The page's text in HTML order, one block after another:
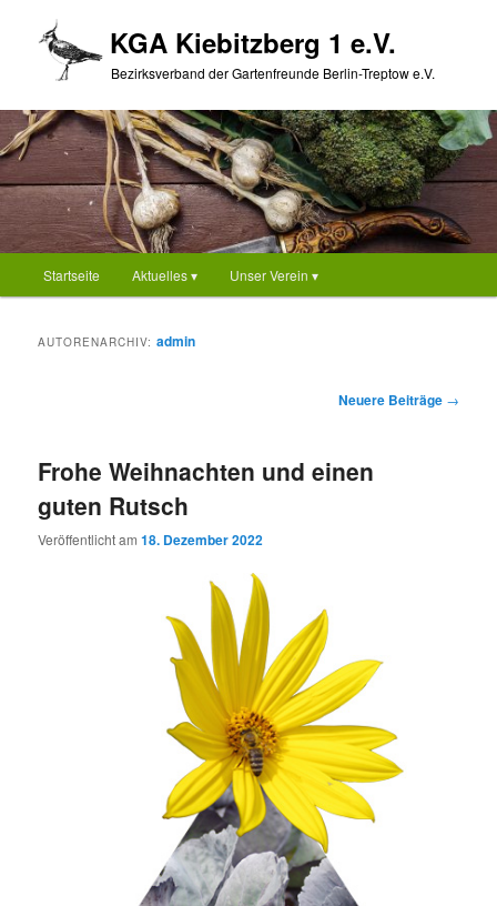
primären
sekundären
KGA Kiebitzberg 1 e.V.
Bezirksverband der Gartenfreunde Berlin-Treptow e.V.
Startseite Aktuelles ▾ Unser Verein ▾
AUTORENARCHIV:admin
Neuere Beiträge →
Frohe Weihnachten und einen
guten Rutsch
Veröffentlicht am18. Dezember 2022